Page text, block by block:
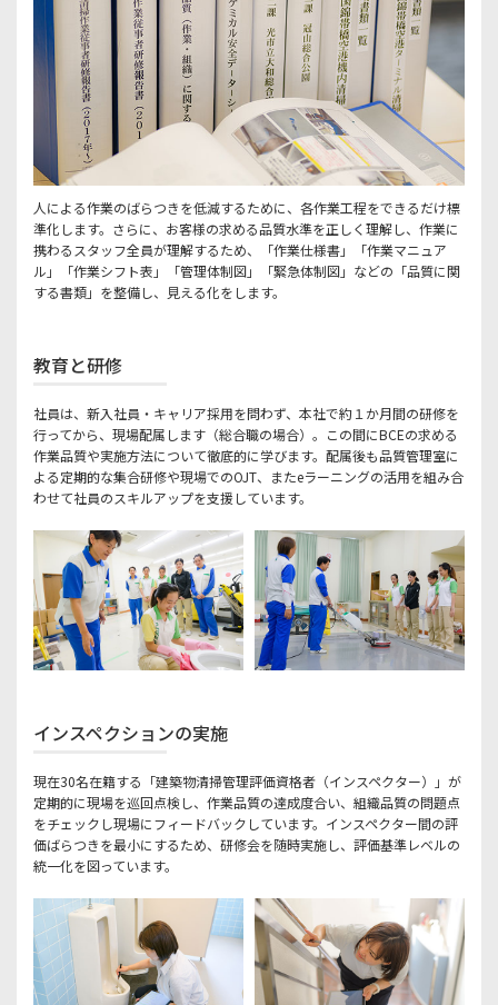
人による作業のばらつきを低減するために、各作業工程をできるだけ標
準化します。さらに、お客様の求める品質水準を正しく理解し、作業に
携わるスタッフ全員が理解するため、「作業仕様書」「作業マニュア
ル」「作業シフト表」「管理体制図」「緊急体制図」などの「品質に関
する書類」を整備し、見える化をします。
教育と研修
社員は、新入社員・キャリア採用を問わず、本社で約１か月間の研修を
行ってから、現場配属します（総合職の場合）。この間にBCEの求める
作業品質や実施方法について徹底的に学びます。配属後も品質管理室に
よる定期的な集合研修や現場でのOJT、またeラーニングの活用を組み合
わせて社員のスキルアップを支援しています。
インスペクションの実施
現在30名在籍する「建築物清掃管理評価資格者（インスペクター）」が
定期的に現場を巡回点検し、作業品質の達成度合い、組織品質の問題点
をチェックし現場にフィードバックしています。インスペクター間の評
価ばらつきを最小にするため、研修会を随時実施し、評価基準レベルの
統一化を図っています。